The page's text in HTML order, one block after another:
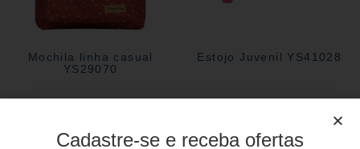
Mochila linha casual
YS29070
Estojo Juvenil YS41028
Cadastre-se e receba ofertas